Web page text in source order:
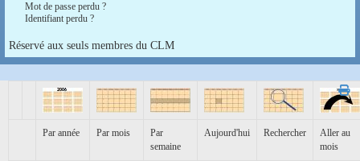
Mot de passe perdu ?
Identifiant perdu ?
Réservé aux seuls membres du CLM
Par année Par mois
Par
semaine
Aujourd'hui Rechercher
Aller au
mois